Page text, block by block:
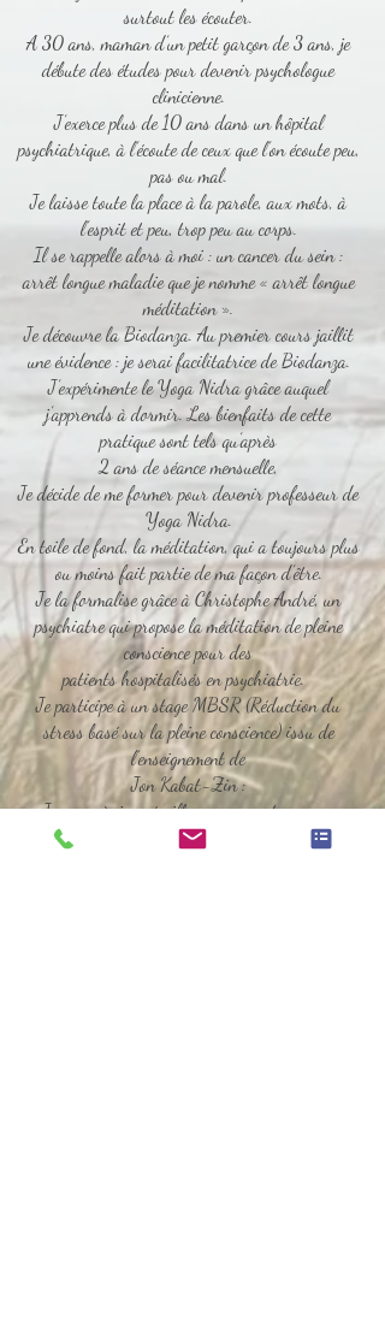
surtout les écouter.
A 30 ans, maman d’un petit garçon de 3 ans, je
débute des études pour devenir psychologue
clinicienne.
J’exerce plus de 10 ans dans un hôpital
psychiatrique, à l’écoute de ceux que l’on écoute peu,
pas ou mal.
Je laisse toute la place à la parole, aux mots, à
l’esprit et peu, trop peu au corps.
Il se rappelle alors à moi : un cancer du sein :
arrêt longue maladie que je nomme « arrêt longue
méditation ».
Je découvre la Biodanza. Au premier cours jaillit
une évidence : je serai facilitatrice de Biodanza.
J’expérimente le Yoga Nidra grâce auquel
j’apprends à dormir. Les bienfaits de cette
pratique sont tels qu’après
2 ans de séance mensuelle,
Je décide de me former pour devenir professeur de
Yoga Nidra.
En toile de fond, la méditation, qui a toujours plus
ou moins fait partie de ma façon d’être.
Je la formalise grâce à Christophe André, un
psychiatre qui propose la méditation de pleine
conscience pour des
patients hospitalisés en psychiatrie.
Je participe à un stage MBSR (Réduction du
stress basé sur la pleine conscience) issu de
l’enseignement de
Jon Kabat-Zin :
« Jour après jour éveiller nos sens et nos cœurs
avec la méditation »